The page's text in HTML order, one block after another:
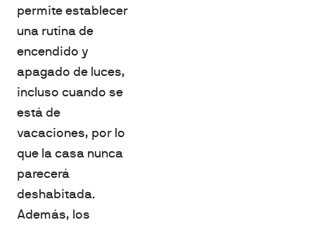
permite establecer
una rutina de
encendido y
apagado de luces,
incluso cuando se
está de
vacaciones, por lo
que la casa nunca
parecerá
deshabitada.
Además, los